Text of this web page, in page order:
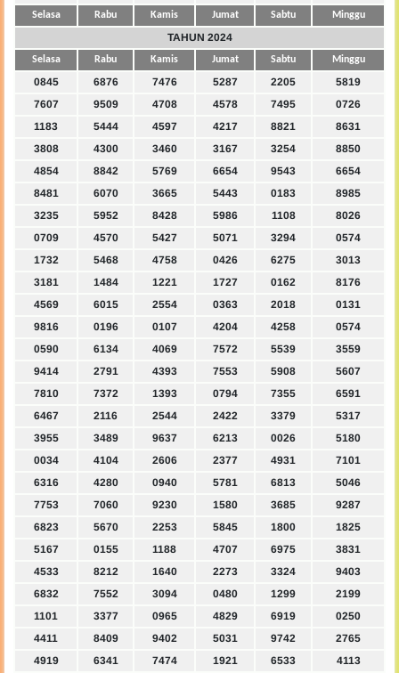
Selasa Rabu Kamis Jumat Sabtu Minggu
TAHUN 2024
Selasa Rabu Kamis Jumat Sabtu Minggu
0845 6876 7476 5287 2205
5819
7607
9509 4708 4578 7495
0726
1183
5444 4597 4217 8821
8631
3808
4300 3460 3167 3254
8850
4854
8842 5769 6654 9543
6654
8481
6070 3665 5443 0183
8985
3235
5952 8428 5986 1108
8026
0709
4570 5427 5071 3294
0574
1732
5468 4758 0426 6275
3013
3181
1484 1221 1727 0162
8176
4569
6015 2554 0363 2018
0131
9816
0196 0107 4204 4258
0574
0590
6134 4069 7572 5539
3559
9414
2791 4393 7553 5908
5607
7810
7372 1393 0794 7355
6591
6467
2116 2544 2422 3379
5317
3955
3489 9637 6213 0026
5180
0034
4104 2606 2377 4931
7101
6316
4280 0940 5781 6813
5046
7753
7060 9230 1580 3685
9287
6823
5670 2253 5845 1800
1825
5167
0155 1188 4707 6975
3831
4533
8212 1640 2273 3324
9403
6832
7552 3094 0480 1299
2199
1101
3377 0965 4829 6919
0250
4411
8409 9402 5031 9742
2765
4919
6341 7474 1921 6533 4113